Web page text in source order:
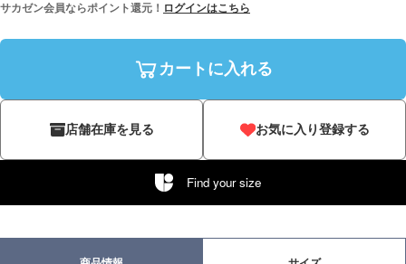
サカゼン会員ならポイント還元！ ログインはこちら
カートに入れる
店舗在庫を見る お気に入り登録する
Find your size